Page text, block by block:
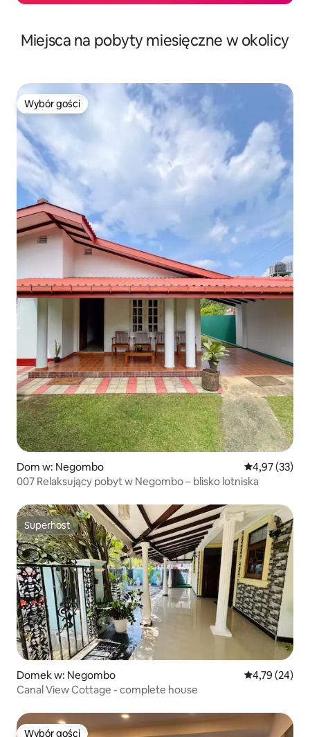
Miejsca na pobyty miesięczne w okolicy
Wybór gości
Wybór gości
Dom w: Negombo Średnia
4,97 (33)
007 Relaksujący pobyt w Negombo – blisko lotniska
Superhost
Superhost
Domek w: Negombo Średnia
4,79 (24)
Canal View Cottage - complete house
Wybór gości